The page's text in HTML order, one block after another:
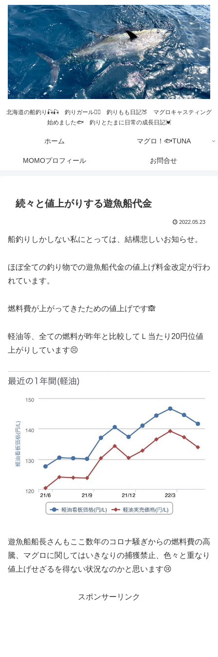
北海道の船釣り🎣🎣 釣りガール💁‍♀️ 釣りもも日記🍑 マグロキャスティング
始めました🐟 釣りとたまに日常の成長日記💓
ホーム マグロ！🐟TUNA
MOMOプロフィール お問合せ
続々と値上がりする遊魚船代金
2022.05.23
船釣りしかしない私にとっては、結構悲しいお知らせ。
ほぼ全ての釣り物での遊魚船代金の値上げ料金改定が行わ
れています。
燃料費が上がってきたための値上げです🙈
軽油等、全ての燃料が昨年と比較してＬ当たり20円位値
上がりしています😣
遊魚船船長さんもここ数年のコロナ騒ぎからの燃料費の高
騰、マグロに関してはいきなりの捕獲禁止、色々と重なり
値上げせざるを得ない状況なのかと思います😢
スポンサーリンク